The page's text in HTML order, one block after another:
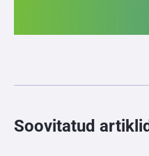
Soovitatud artiklid